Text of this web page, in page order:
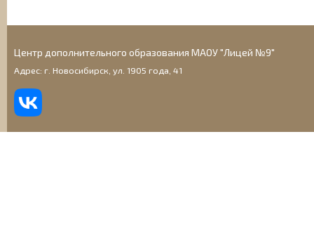
Центр дополнительного образования МАОУ "Лицей №9"
Адрес: г. Новосибирск, ул. 1905 года, 41